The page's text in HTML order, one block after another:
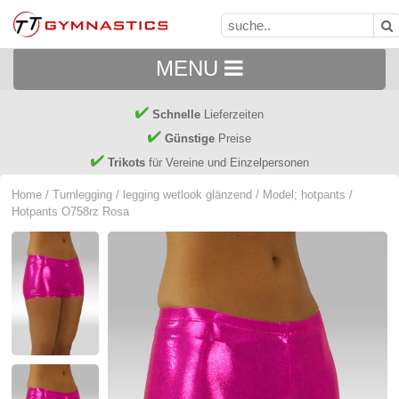
MENU
Schnelle Lieferzeiten
Günstige Preise
Trikotsfür Vereine und Einzelpersonen
Home /Turnlegging / legging wetlook glänzend / Model; hotpants /
Hotpants O758rz Rosa